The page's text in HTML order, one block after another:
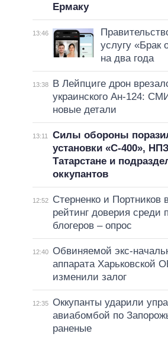
Ермаку
13:46
услугу «Брак
на два года
13:38
В Лейпциге дрон
украинского Ан-124:
новые детали
13:11
Силы обороны
установки «С-400»,
Татарстане и
оккупантов
12:52
Стерненко и Портников
рейтинг доверия среди
блогеров – опрос
12:40 Обвиняемой экс-
аппарата Харьковской
изменили залог
12:35 Оккупанты ударили
авиабомбой по
раненые